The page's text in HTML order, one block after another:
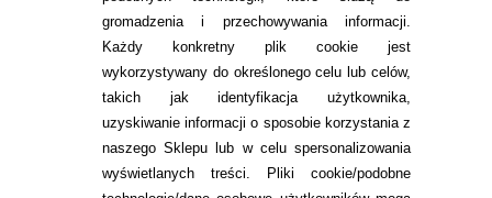
gromadzenia i przechowywania informacji.
Każdy konkretny plik cookie jest
wykorzystywany do określonego celu lub celów,
takich jak identyfikacja użytkownika,
uzyskiwanie informacji o sposobie korzystania z
naszego Sklepu lub w celu spersonalizowania
wyświetlanych treści.
Pliki cookie/podobne
INFORMACJE KONTAKTOWE